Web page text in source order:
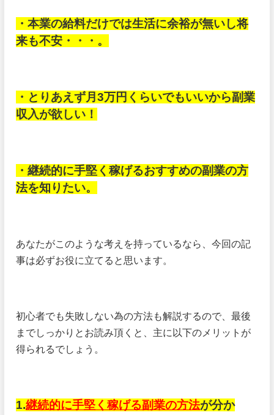
・本業の給料だけでは生活に余裕が無いし将
来も不安・・・。
・とりあえず月3万円くらいでもいいから副業
収入が欲しい！
・継続的に手堅く稼げるおすすめの副業の方
法を知りたい。
あなたがこのような考えを持っているなら、今回の記
事は必ずお役に立てると思います。
初心者でも失敗しない為の方法も解説するので、最後
までしっかりとお読み頂くと、主に以下のメリットが
得られるでしょう。
1.継続的に手堅く稼げる副業の方法が分か